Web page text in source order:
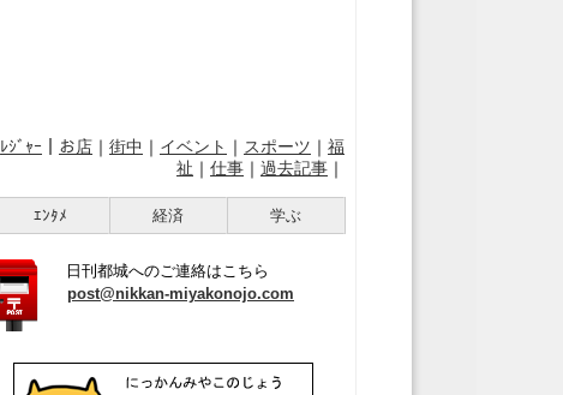
ﾚｼﾞｬｰ お店 ｜ 街中 ｜ イベント ｜ スポーツ ｜ 福
祉 ｜ 仕事 ｜ 過去記事 ｜
ｴﾝﾀﾒ 経済 学ぶ
日刊都城へのご連絡はこちら
post@nikkan-miyakonojo.com